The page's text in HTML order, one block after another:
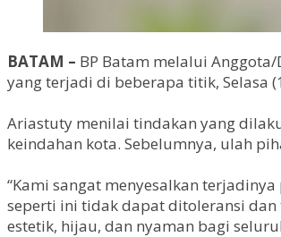
BATAM – BP Batam melalui
yang terjadi di beberapa titik, Selasa
Ariastuty menilai tindakan yang
keindahan kota. Sebelumnya, ulah
“Kami sangat menyesalkan
seperti ini tidak dapat ditoleransi
estetik, hijau, dan nyaman bagi